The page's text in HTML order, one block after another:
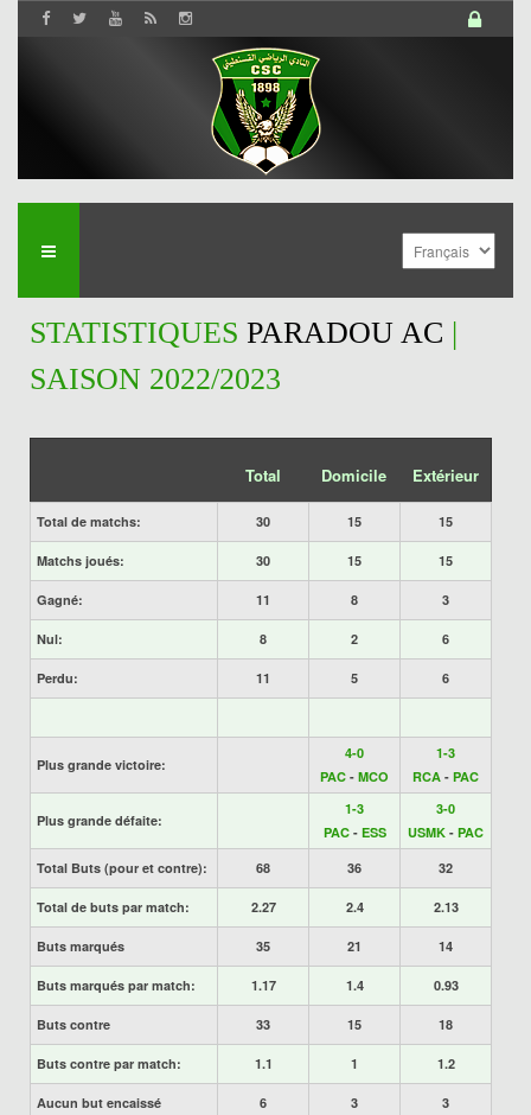
STATISTIQUES PARADOU AC |
SAISON 2022/2023
Total Domicile Extérieur
Total de matchs: 30 15 15
Matchs joués: 30 15 15
Gagné: 11 8 3
Nul: 8 2 6
Perdu: 11 5 6
Plus grande victoire:
4-0
PAC - MCO
1-3
RCA - PAC
Plus grande défaite:
1-3
PAC- ESS
3-0
USMK - PAC
Total Buts (pour et contre):
68 36 32
Total de buts par match: 2.27 2.4 2.13
Buts marqués 35 21 14
Buts marqués par match: 1.17 1.4 0.93
Buts contre 33 15 18
Buts contre par match: 1.1 1 1.2
Aucun but encaissé 6 3 3